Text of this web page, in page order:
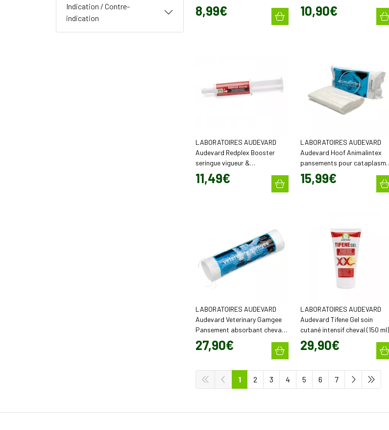
cheval (60 ml)
8,99€
chevaux, chiens et chats (120
ml)
10,90€
LABORATOIRES AUDEVARD
Audevard Redplex Booster
seringue vigueur &
performance le jour de l'effort
(60 ml)
11,49€
LABORATOIRES AUDEVARD
Audevard Hoof Animalintex
pansements pour cataplasme
forme de sabot (x3)
15,99€
LABORATOIRES AUDEVARD
Audevard Veterinary Gamgee
Pansement absorbant cheval
(45 cm x 2,3 m)
27,90€
LABORATOIRES AUDEVARD
Audevard Tifene Gel soin
cutané intensif cheval (150 ml)
29,90€
1 2 3 4 5 6 7
Indication / Contre-
indication